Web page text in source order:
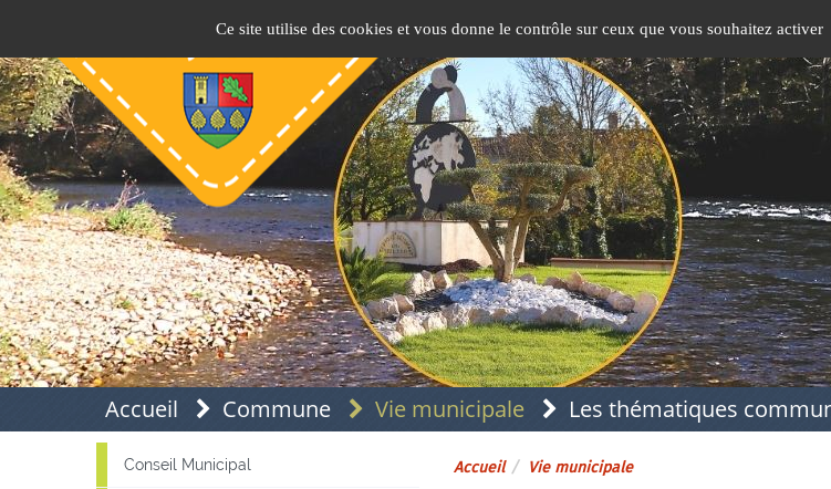
Accueil Commune Vie municipale Les thématiques
Accueil Vie municipale
Conseil Municipal
Ce site utilise des cookies et vous donne le contrôle sur ceux que vous souhaitez activer